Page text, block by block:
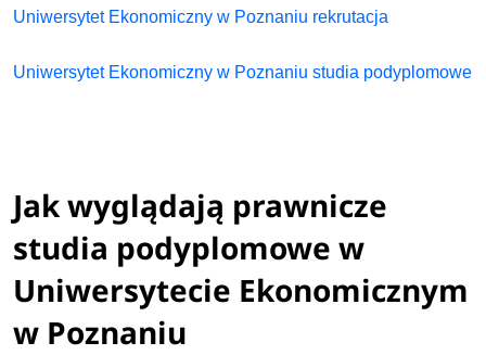
Uniwersytet Ekonomiczny w Poznaniu rekrutacja
Uniwersytet Ekonomiczny w Poznaniu studia podyplomowe
Jak wyglądają prawnicze
studia podyplomowe w
Uniwersytecie Ekonomicznym
w Poznaniu